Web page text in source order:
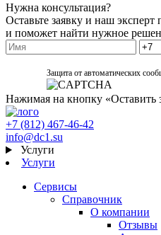
Нужна консультация?
Оставьте заявку и наш эксперт
и поможет найти нужное
Защита от автоматических
Нажимая на кнопку «Оставить
+7 (812) 467-46-42
info@dc1.su
Услуги
Услуги
Сервисы
Справочник
О компании
Отзывы